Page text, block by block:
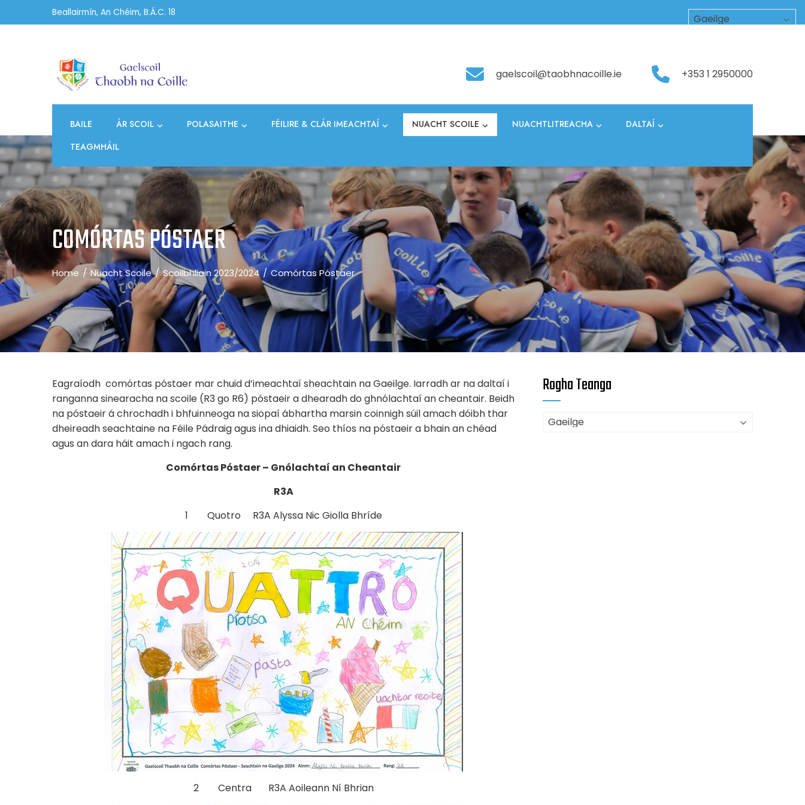
to
Beallairmín, An Chéim, B.Á.C. 18
gaelscoil@taobhnacoille.ie +353 1 2950000
BAILE ÁR SCOIL POLASAITHE FÉILIRE & CLÁR IMEACHTAÍ NUACHT SCOILE NUACHTLITREACHA
DALTAÍ
TEAGMHÁIL
COMÓRTAS PÓSTAER
Home Nuacht Scoile Scoilbhliain 2023/2024 Comórtas Póstaer
Eagraíodh comórtas póstaer mar chuid d’imeachtaí sheachtain na Gaeilge. Iarradh ar na daltaí i
ranganna sinearacha na scoile (R3 go R6) póstaeir a dhearadh do ghnólachtaí an cheantair. Beidh
na póstaeir á chrochadh i bhfuinneoga na siopaí ábhartha marsin coinnigh súil amach dóibh thar
dheireadh seachtaine na Féile Pádraig agus ina dhiaidh. Seo thíos na póstaeir a bhain an chéad
agus an dara háit amach i ngach rang.
Comórtas Póstaer – Gnólachtaí an Cheantair
R3A
1 Quotro R3A Alyssa Nic Giolla Bhríde
2 Centra R3A Aoileann Ní Bhrian
Rogha Teanga